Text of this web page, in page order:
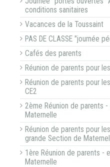
conditions sanitaires
Vacances de la Toussaint
PAS DE CLASSE "journée
Cafés des parents
Réunion de parents pour
Réunion de parents pour
CE2
2ème Réunion de parents
Maternelle
Réunion de parents pour
grande Section de
1ère Réunion de parents -
Maternelle